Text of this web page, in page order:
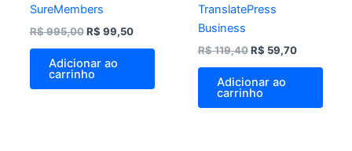
SureMembers
R$995,00 R$ 99,50
Adicionar ao
carrinho
TranslatePress
Business
R$119,40 R$ 59,70
Adicionar ao
carrinho